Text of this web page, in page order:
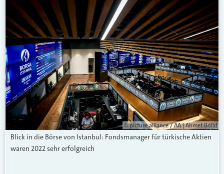
© picture alliance / AA | Ahmet Bolat
Blick in die Börse von Istanbul: Fondsmanager für türkische Aktien
waren 2022 sehr erfolgreich